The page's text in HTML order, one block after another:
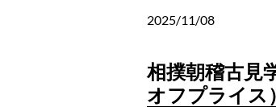
2025/11/08
相撲朝稽古
オフプライス）